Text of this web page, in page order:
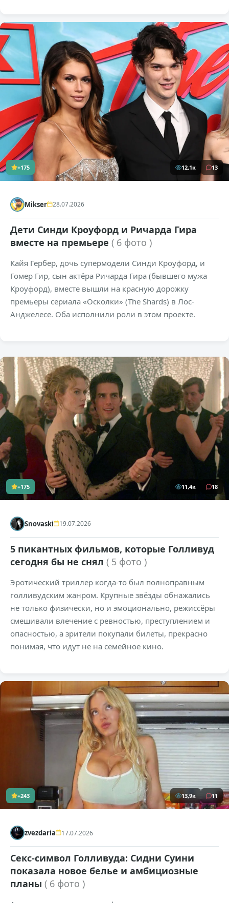
+175 12,1к 13
Mikser 28.07.2026
Дети Синди Кроуфорд и Ричарда Гира
вместе на премьере ( 6 фото )
Кайя Гербер, дочь супермодели Синди Кроуфорд, и
Гомер Гир, сын актёра Ричарда Гира (бывшего мужа
Кроуфорд), вместе вышли на красную дорожку
премьеры сериала «Осколки» (The Shards) в Лос-
Анджелесе. Оба исполнили роли в этом проекте.
+175 11,4к 18
Snovaski 19.07.2026
5 пикантных фильмов, которые Голливуд
сегодня бы не снял ( 5 фото )
Эротический триллер когда-то был полноправным
голливудским жанром. Крупные звёзды обнажались
не только физически, но и эмоционально, режиссёры
смешивали влечение с ревностью, преступлением и
опасностью, а зрители покупали билеты, прекрасно
понимая, что идут не на семейное кино.
+243 13,9к 11
zvezdaria 17.07.2026
Секс-символ Голливуда: Сидни Суини
показала новое белье и амбициозные
планы ( 6 фото )